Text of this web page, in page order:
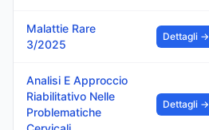
Malattie Rare
3/2025
Dettagli →
Analisi E Approccio
Riabilitativo Nelle
Problematiche
Dettagli →